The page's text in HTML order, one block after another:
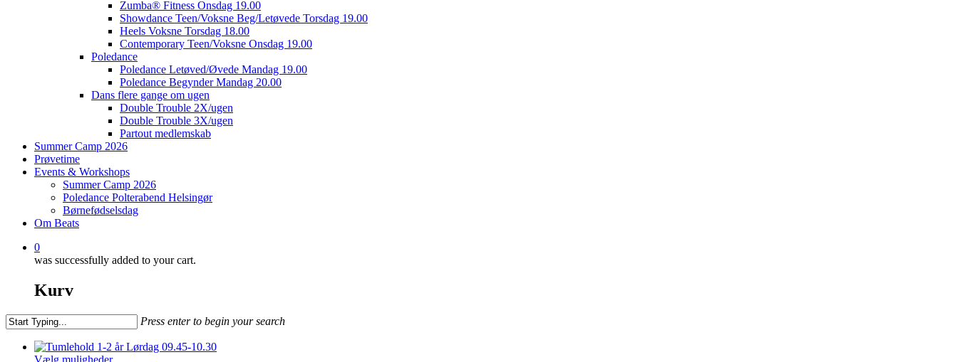
Zumba® Fitness Onsdag 19.00
Showdance Teen/Voksne Beg/Letøvede Torsdag 19.00
Heels Voksne Torsdag 18.00
Contemporary Teen/Voksne Onsdag 19.00
Poledance
Poledance Letøved/Øvede Mandag 19.00
Poledance Begynder Mandag 20.00
Dans flere gange om ugen
Double Trouble 2X/ugen
Double Trouble 3X/ugen
Partout medlemskab
Summer Camp 2026
Prøvetime
Events & Workshops
Summer Camp 2026
Poledance Polterabend Helsingør
Børnefødselsdag
Om Beats
0
was successfully added to your cart.
Kurv
Press enter to begin your search
Search
Vælg muligheder